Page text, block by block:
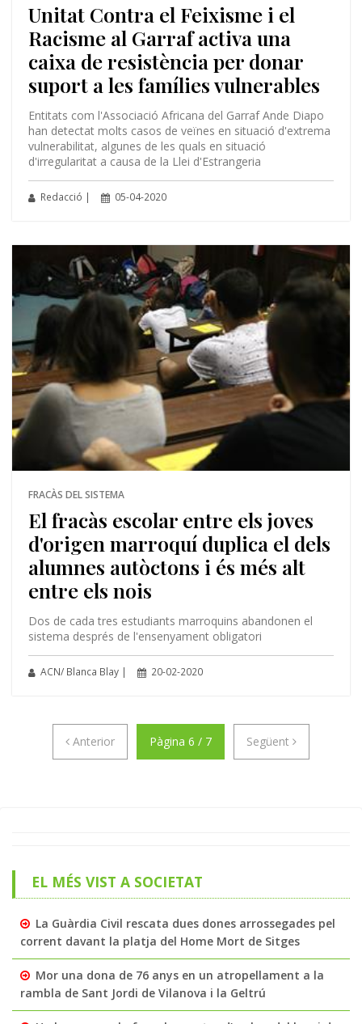
Unitat Contra el Feixisme i el
Racisme al Garraf activa una
caixa de resistència per donar
suport a les famílies vulnerables
Entitats com l'Associació Africana del Garraf Ande Diapo
han detectat molts casos de veïnes en situació d'extrema
vulnerabilitat, algunes de les quals en situació
d'irregularitat a causa de la Llei d'Estrangeria
Redacció | 05-04-2020
FRACÀS DEL SISTEMA
El fracàs escolar entre els joves
d'origen marroquí duplica el dels
alumnes autòctons i és més alt
entre els nois
Dos de cada tres estudiants marroquins abandonen el
sistema després de l'ensenyament obligatori
ACN/ Blanca Blay | 20-02-2020
AnteriorAnteriorPàgina 6 / 7 Següent Següent
EL MÉS VIST A SOCIETAT
La Guàrdia Civil rescata dues dones arrossegades pel
corrent davant la platja del Home Mort de Sitges
Mor una dona de 76 anys en un atropellament a la
rambla de Sant Jordi de Vilanova i la Geltrú